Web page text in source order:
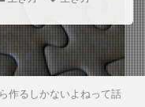
作るしかないよねって話